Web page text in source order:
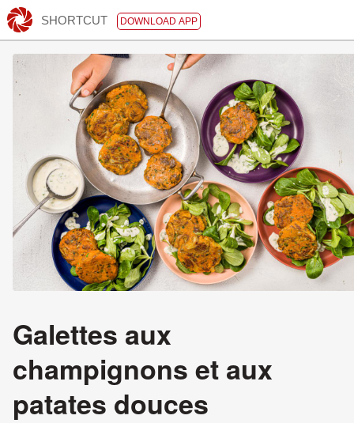
SHORTCUT DOWNLOAD APP
Galettes aux
champignons et aux
patates douces